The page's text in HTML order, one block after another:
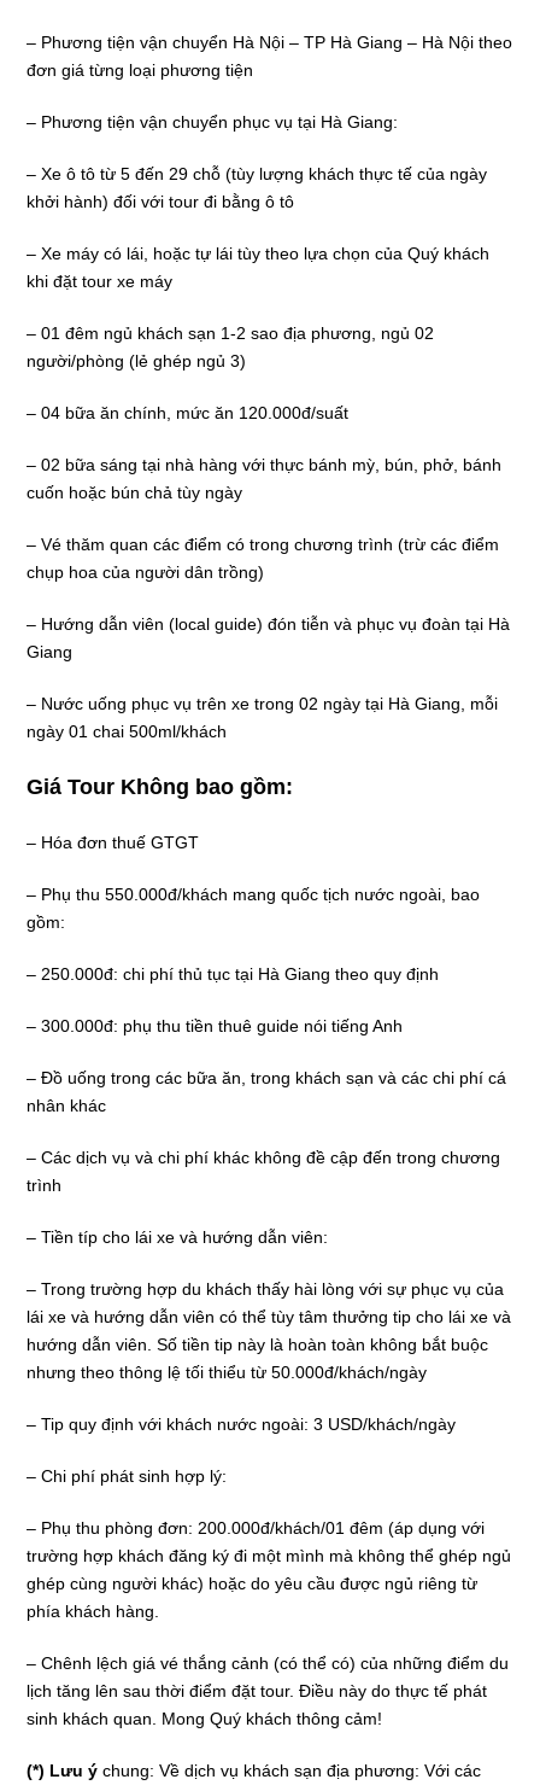
– Phương tiện vận chuyển Hà Nội – TP Hà Giang – Hà Nội theo
đơn giá từng loại phương tiện
– Phương tiện vận chuyển phục vụ tại Hà Giang:
– Xe ô tô từ 5 đến 29 chỗ (tùy lượng khách thực tế của ngày
khởi hành) đối với tour đi bằng ô tô
– Xe máy có lái, hoặc tự lái tùy theo lựa chọn của Quý khách
khi đặt tour xe máy
– 01 đêm ngủ khách sạn 1-2 sao địa phương, ngủ 02
người/phòng (lẻ ghép ngủ 3)
– 04 bữa ăn chính, mức ăn 120.000đ/suất
– 02 bữa sáng tại nhà hàng với thực bánh mỳ, bún, phở, bánh
cuốn hoặc bún chả tùy ngày
– Vé thăm quan các điểm có trong chương trình (trừ các điểm
chụp hoa của người dân trồng)
– Hướng dẫn viên (local guide) đón tiễn và phục vụ đoàn tại Hà
Giang
– Nước uống phục vụ trên xe trong 02 ngày tại Hà Giang, mỗi
ngày 01 chai 500ml/khách
Giá Tour Không bao gồm:
– Hóa đơn thuế GTGT
– Phụ thu 550.000đ/khách mang quốc tịch nước ngoài, bao
gồm:
– 250.000đ: chi phí thủ tục tại Hà Giang theo quy định
– 300.000đ: phụ thu tiền thuê guide nói tiếng Anh
– Đồ uống trong các bữa ăn, trong khách sạn và các chi phí cá
nhân khác
– Các dịch vụ và chi phí khác không đề cập đến trong chương
trình
– Tiền típ cho lái xe và hướng dẫn viên:
– Trong trường hợp du khách thấy hài lòng với sự phục vụ của
lái xe và hướng dẫn viên có thể tùy tâm thưởng tip cho lái xe và
hướng dẫn viên. Số tiền tip này là hoàn toàn không bắt buộc
nhưng theo thông lệ tối thiểu từ 50.000đ/khách/ngày
– Tip quy định với khách nước ngoài: 3 USD/khách/ngày
– Chi phí phát sinh hợp lý:
– Phụ thu phòng đơn: 200.000đ/khách/01 đêm (áp dụng với
trường hợp khách đăng ký đi một mình mà không thể ghép ngủ
ghép cùng người khác) hoặc do yêu cầu được ngủ riêng từ
phía khách hàng.
– Chênh lệch giá vé thắng cảnh (có thể có) của những điểm du
lịch tăng lên sau thời điểm đặt tour. Điều này do thực tế phát
sinh khách quan. Mong Quý khách thông cảm!
(*) Lưu ý chung: Về dịch vụ khách sạn địa phương: Với các